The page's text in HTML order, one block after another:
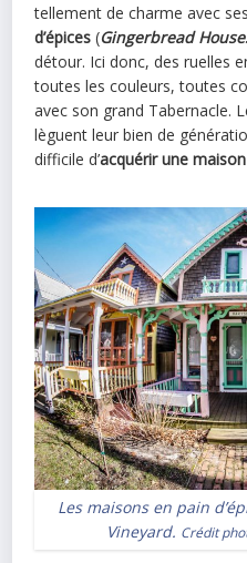
tellement de charme avec
d’épices (Gingerbread
détour. Ici donc, des ruelles
toutes les couleurs, toutes
avec son grand Tabernacle.
lèguent leur bien de
difficile d’acquérir une maison
Les maisons en pain
Vineyard. Crédit